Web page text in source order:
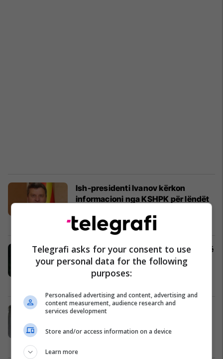
Ish-presidenti Ivanov kërkon
informacioni nga KSHPK për lëndët
Maqedonia e Veriut 18/12/2020
Ivanov: Populli e pa fytyrën e vërtetë
të Zaevit, para syve po na ndodh
tradhtia
Gjykata Kushtetuese: Tërheqja e
kushtetuese
Telegrafi asks for your consent to use
your personal data for the following
purposes:
Personalised advertising and content, advertising and
content measurement, audience research and
services development
Store and/or access information on a device
Learn more